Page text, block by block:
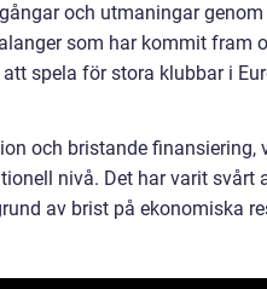
och utmaningar genom
som har kommit fram
spela för stora klubbar i
och bristande finansiering,
nivå. Det har varit svårt
av brist på ekonomiska